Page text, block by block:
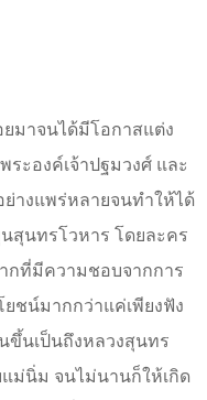
มาจนได้มีโอกาสแต่ง
ะองค์เจ้าปฐมวงศ์ และ
างแพร่หลายจนทำให้ได้
สุนทรโวหาร โดยละคร
ากที่มีความชอบจากการ
ชน์มากกว่าแค่เพียงฟัง
ขึ้นเป็นถึงหลวงสุนทร
ม่นิ่ม จนไม่นานก็ให้เกิด